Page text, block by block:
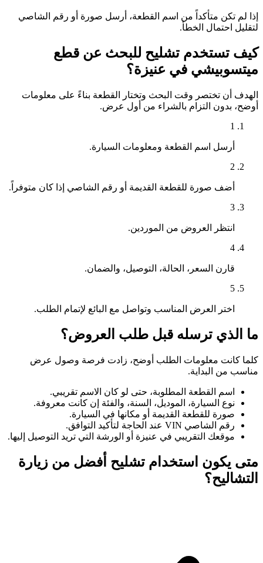
إذا لم تكن متأكداً من اسم القطعة، أرسل صورة أو رقم الشاصي
لتقليل احتمال الخطأ.
كيف تستخدم تشليح للبحث عن قطع
ميتسوبيشي في عنيزة؟
الهدف أن تختصر وقت البحث وتختار القطعة بناءً على معلومات
أوضح، بدون التزام بالشراء من أول عرض.
1
أرسل اسم القطعة ومعلومات السيارة.
2
أضف صورة للقطعة القديمة أو رقم الشاصي إذا كان متوفراً.
3
انتظر العروض من الموردين.
4
قارن السعر، الحالة، التوصيل، والضمان.
5
اختر العرض المناسب وتواصل مع البائع لإتمام الطلب.
ما الذي ترسله قبل طلب العروض؟
كلما كانت معلومات الطلب أوضح، زادت فرصة وصول عرض
مناسب من البداية.
اسم القطعة المطلوبة، حتى لو كان الاسم تقريبي.
نوع السيارة، الموديل، السنة، والفئة إن كانت معروفة.
صورة للقطعة القديمة أو مكانها في السيارة.
رقم الشاصي VIN عند الحاجة لتأكيد التوافق.
موقعك التقريبي في عنيزة أو الورشة التي تريد التوصيل إليها.
متى يكون استخدام تشليح أفضل من زيارة
التشاليح؟